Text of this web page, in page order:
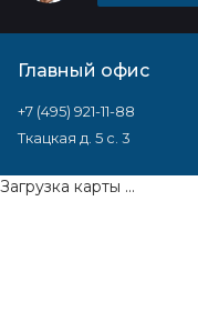
Главный офис
+7 (495) 921-11-88
Ткацкая д. 5 с. 3
Загрузка карты ...